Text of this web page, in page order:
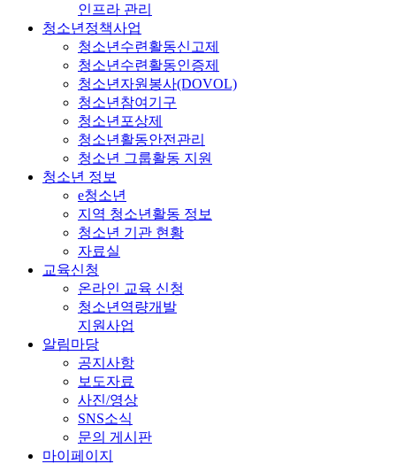
인프라 관리
청소년정책사업
청소년수련활동신고제
청소년수련활동인증제
청소년자원봉사(DOVOL)
청소년참여기구
청소년포상제
청소년활동안전관리
청소년 그룹활동 지원
청소년 정보
e청소년
지역 청소년활동 정보
청소년 기관 현황
자료실
교육신청
온라인 교육 신청
청소년역량개발
지원사업
알림마당
공지사항
보도자료
사진/영상
SNS소식
문의 게시판
마이페이지